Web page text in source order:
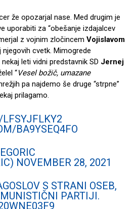
že opozarjal nase. Med drugim je
uporabiti za “obešanje izdajalcev
z vojnim zločincem Vojislavom
njegovih cvetk. Mimogrede
leti vidni predstavnik SD Jernej
“Vesel božič, umazane
pa najdemo še druge “strpne”
prilagamo.
LFSYJFLKY2
BA9YSEQ4FO
NOVEMBER 28, 2021
S STRANI OSEB,
PARTIJI.